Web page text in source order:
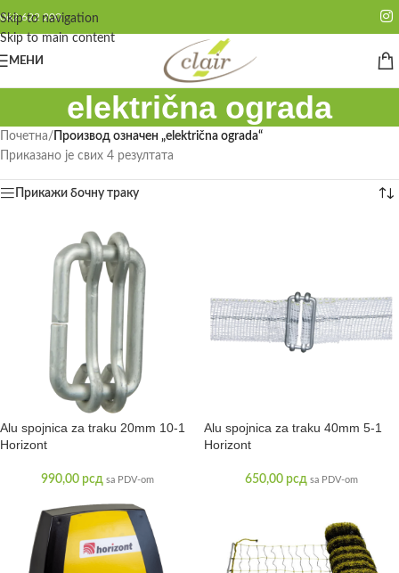
Skip to navigation
Skip to main content
062 622 200
МЕНИ
električna ograda
Почетна/ Производ oзначен „električna ograda“
Приказано је свих 4 резултата
Прикажи бочну траку
Alu spojnica za traku 20mm 10-1
Horizont
990,00 рсд sa PDV-om
Alu spojnica za traku 40mm 5-1
Horizont
650,00 рсд sa PDV-om